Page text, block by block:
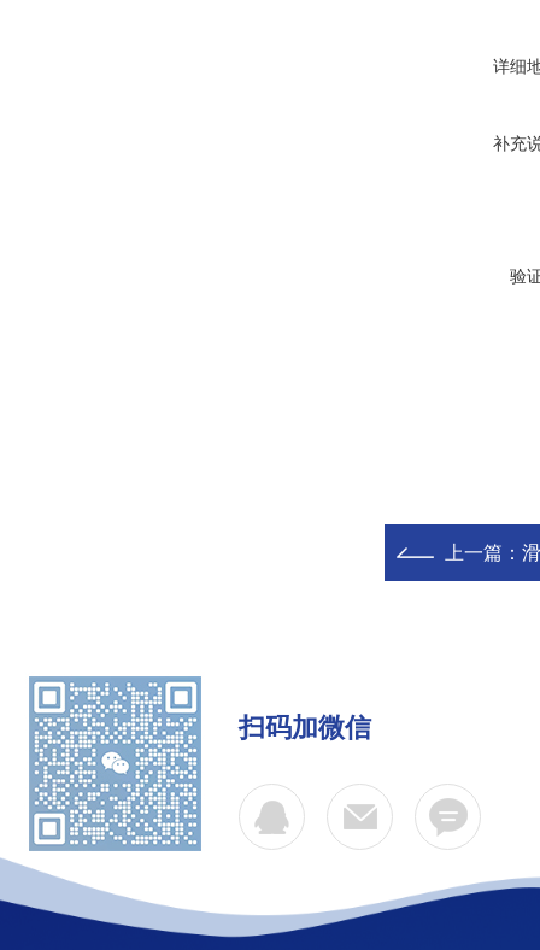
详细
补充
验
上一篇：
扫码加微信